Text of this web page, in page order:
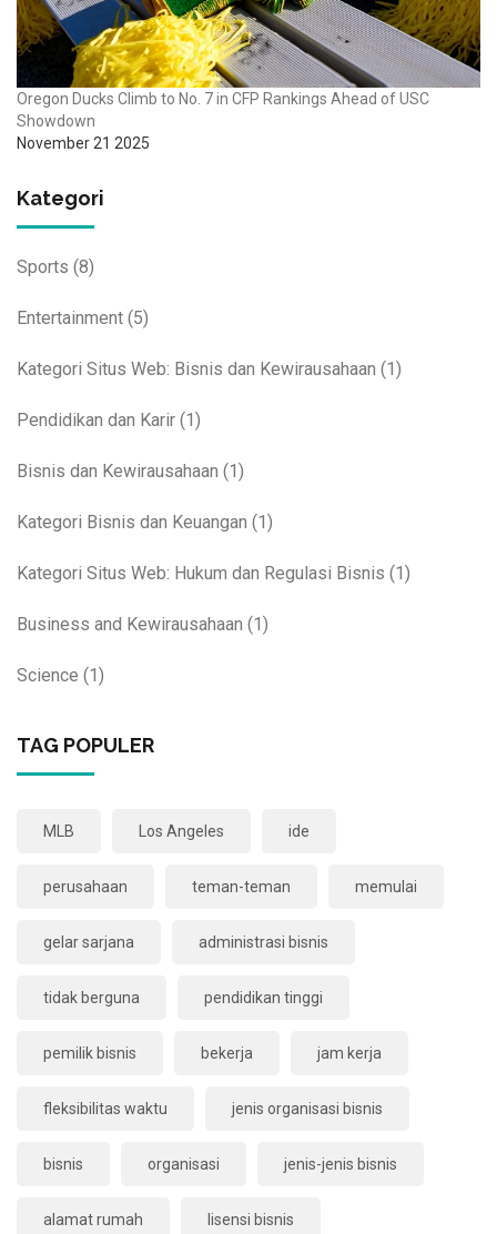
Oregon Ducks Climb to No. 7 in CFP Rankings Ahead of USC
Showdown
November 21 2025
Kategori
Sports (8)
Entertainment (5)
Kategori Situs Web: Bisnis dan Kewirausahaan (1)
Pendidikan dan Karir (1)
Bisnis dan Kewirausahaan (1)
Kategori Bisnis dan Keuangan (1)
Kategori Situs Web: Hukum dan Regulasi Bisnis (1)
Business and Kewirausahaan (1)
Science (1)
TAG POPULER
MLB Los Angeles ide
perusahaan teman-teman memulai
gelar sarjana administrasi bisnis
tidak berguna pendidikan tinggi
pemilik bisnis bekerja jam kerja
fleksibilitas waktu jenis organisasi bisnis
bisnis organisasi jenis-jenis bisnis
alamat rumah lisensi bisnis